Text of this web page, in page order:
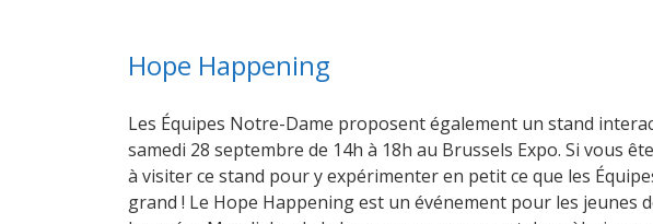
Hope Happening
Les Équipes Notre-Dame proposent également un stand
samedi 28 septembre de 14h à 18h au Brussels Expo. Si vous
à visiter ce stand pour y expérimenter en petit ce que les
grand ! Le Hope Happening est un événement pour les jeunes